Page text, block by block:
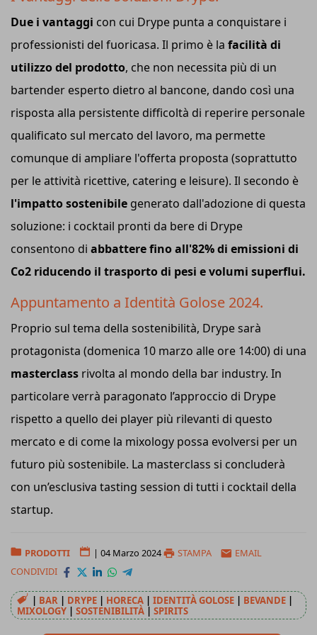
Due i vantaggi con cui Drype punta a conquistare i
professionisti del fuoricasa. Il primo è la facilità di
utilizzo del prodotto, che non necessita più di un
bartender esperto dietro al bancone, dando così una
risposta alla persistente difficoltà di reperire personale
qualificato sul mercato del lavoro, ma permette
comunque di ampliare l'offerta proposta (soprattutto
per le attività ricettive, catering e leisure). Il secondo è
l'impatto sostenibile generato dall'adozione di questa
soluzione: i cocktail pronti da bere di Drype
consentono di abbattere fino all'82% di emissioni di
Co2 riducendo il trasporto di pesi e volumi superflui.
Appuntamento a Identità Golose 2024.
Proprio sul tema della sostenibilità, Drype sarà
protagonista (domenica 10 marzo alle ore 14:00) di una
masterclass rivolta al mondo della bar industry. In
particolare verrà paragonato l’approccio di Drype
rispetto a quello dei player più rilevanti di questo
mercato e di come la mixology possa evolversi per un
futuro più sostenibile. La masterclass si concluderà
con un’esclusiva tasting session di tutti i cocktail della
startup.
PRODOTTI | 04 Marzo 2024 STAMPA
EMAIL
CONDIVIDI
| BAR | DRYPE | HORECA | IDENTITÀ GOLOSE | BEVANDE |
MIXOLOGY | SOSTENIBILITÀ | SPIRITS